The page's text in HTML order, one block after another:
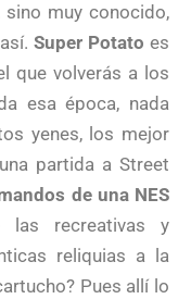
muy conocido,
Super Potato es
que volverás a los
esa época, nada
yenes, los mejor
partida a Street
de una NES
las recreativas y
reliquias a la
Pues allí lo